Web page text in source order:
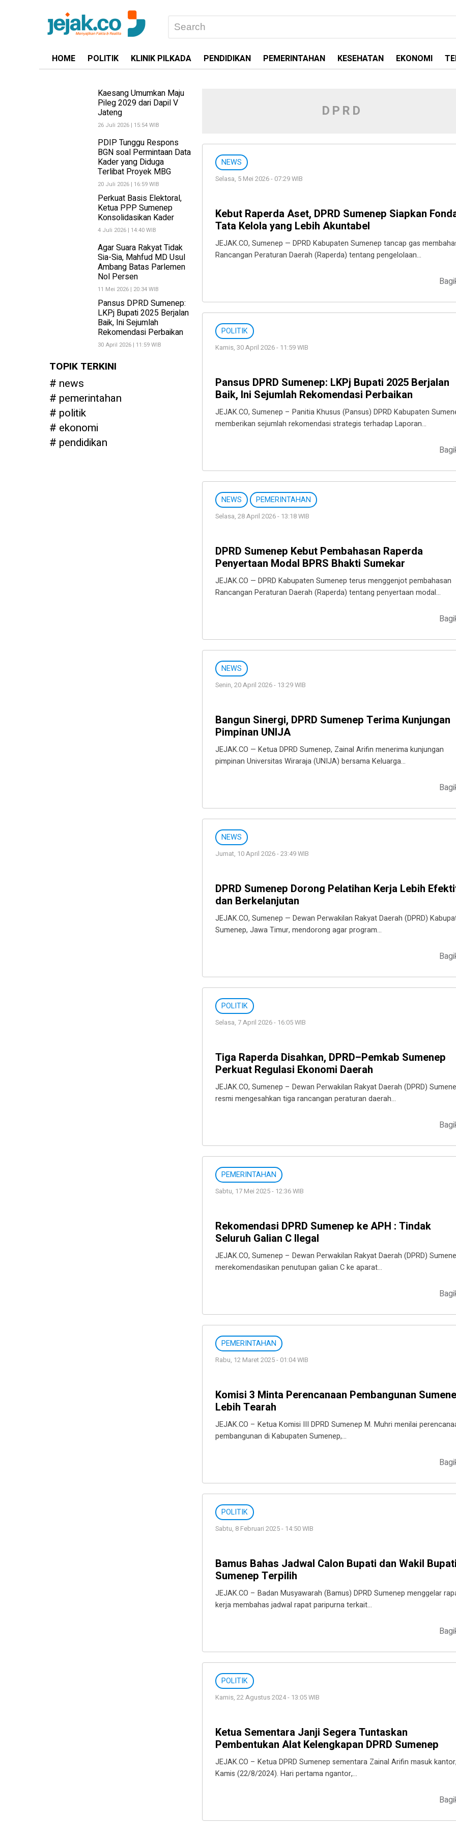
HOME POLITIK KLINIK PILKADA PENDIDIKAN PEMERINTAHAN KESEHATAN EKONOMI
Kaesang Umumkan Maju
Pileg 2029 dari Dapil V
Jateng
26 Juli 2026 | 15:54 WIB
PDIP Tunggu Respons
BGN soal Permintaan Data
Kader yang Diduga
Terlibat Proyek MBG
20 Juli 2026 | 16:59 WIB
Perkuat Basis Elektoral,
Ketua PPP Sumenep
Konsolidasikan Kader
4 Juli 2026 | 14:40 WIB
Agar Suara Rakyat Tidak
Sia-Sia, Mahfud MD Usul
Ambang Batas Parlemen
Nol Persen
11 Mei 2026 | 20:34 WIB
Pansus DPRD Sumenep:
LKPj Bupati 2025 Berjalan
Baik, Ini Sejumlah
Rekomendasi Perbaikan
30 April 2026 | 11:59 WIB
TOPIK TERKINI
news
pemerintahan
politik
ekonomi
pendidikan
DPRD
NEWS
Selasa, 5 Mei 2026 - 07:29 WIB
Kebut Raperda Aset, DPRD Sumenep Siapkan
Tata Kelola yang Lebih Akuntabel
JEJAK.CO, Sumenep — DPRD Kabupaten Sumenep tancap gas
Rancangan Peraturan Daerah (Raperda) tentang pengelolaan…
POLITIK
Kamis, 30 April 2026 - 11:59 WIB
Pansus DPRD Sumenep: LKPj Bupati 2025 Berjalan
Baik, Ini Sejumlah Rekomendasi Perbaikan
JEJAK.CO, Sumenep – Panitia Khusus (Pansus) DPRD Kabupaten
memberikan sejumlah rekomendasi strategis terhadap Laporan…
NEWS PEMERINTAHAN
Selasa, 28 April 2026 - 13:18 WIB
DPRD Sumenep Kebut Pembahasan Raperda
Penyertaan Modal BPRS Bhakti Sumekar
JEJAK.CO — DPRD Kabupaten Sumenep terus menggenjot pembahasan
Rancangan Peraturan Daerah (Raperda) tentang penyertaan modal…
NEWS
Senin, 20 April 2026 - 13:29 WIB
Bangun Sinergi, DPRD Sumenep Terima Kunjungan
Pimpinan UNIJA
JEJAK.CO — Ketua DPRD Sumenep, Zainal Arifin menerima kunjungan
pimpinan Universitas Wiraraja (UNIJA) bersama Keluarga…
NEWS
Jumat, 10 April 2026 - 23:49 WIB
DPRD Sumenep Dorong Pelatihan Kerja Lebih
dan Berkelanjutan
JEJAK.CO, Sumenep — Dewan Perwakilan Rakyat Daerah (DPRD)
Sumenep, Jawa Timur, mendorong agar program…
POLITIK
Selasa, 7 April 2026 - 16:05 WIB
Tiga Raperda Disahkan, DPRD–Pemkab Sumenep
Perkuat Regulasi Ekonomi Daerah
JEJAK.CO, Sumenep – Dewan Perwakilan Rakyat Daerah (DPRD)
resmi mengesahkan tiga rancangan peraturan daerah…
PEMERINTAHAN
Sabtu, 17 Mei 2025 - 12:36 WIB
Rekomendasi DPRD Sumenep ke APH : Tindak
Seluruh Galian C Ilegal
JEJAK.CO, Sumenep – Dewan Perwakilan Rakyat Daerah (DPRD)
merekomendasikan penutupan galian C ke aparat…
PEMERINTAHAN
Rabu, 12 Maret 2025 - 01:04 WIB
Komisi 3 Minta Perencanaan Pembangunan
Lebih Tearah
JEJAK.CO – Ketua Komisi III DPRD Sumenep M. Muhri menilai
pembangunan di Kabupaten Sumenep,…
POLITIK
Sabtu, 8 Februari 2025 - 14:50 WIB
Bamus Bahas Jadwal Calon Bupati dan Wakil Bupati
Sumenep Terpilih
JEJAK.CO – Badan Musyawarah (Bamus) DPRD Sumenep menggelar
kerja membahas jadwal rapat paripurna terkait…
POLITIK
Kamis, 22 Agustus 2024 - 13:05 WIB
Ketua Sementara Janji Segera Tuntaskan
Pembentukan Alat Kelengkapan DPRD Sumenep
JEJAK.CO – Ketua DPRD Sumenep sementara Zainal Arifin masuk kantor,
Kamis (22/8/2024). Hari pertama ngantor,…